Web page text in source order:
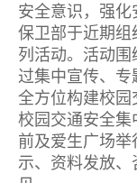
安全意识，强
保卫部于近期组
列活动。活动围
过集中宣传、专
全方位构建校园
校园交通安全集
前及爱生广场
示、资料发放